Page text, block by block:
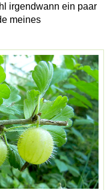
irgendwann ein paar
meines